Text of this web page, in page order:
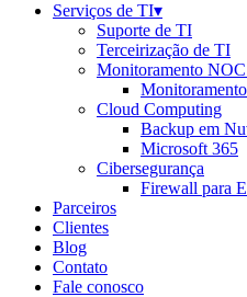
Serviços de TI▾
Suporte de TI
Terceirização de TI
Monitoramento
Cloud Computing
Backup em
Microsoft 365
Cibersegurança
Firewall para
Parceiros
Clientes
Blog
Contato
Fale conosco